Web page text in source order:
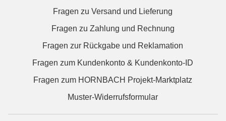
Fragen zu Versand und Lieferung
Fragen zu Zahlung und Rechnung
Fragen zur Rückgabe und Reklamation
Fragen zum Kundenkonto & Kundenkonto-ID
Fragen zum HORNBACH Projekt-Marktplatz
Muster-Widerrufsformular